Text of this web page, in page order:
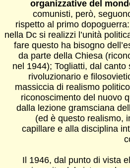
organizzative del
comunisti, però,
rispetto al primo
nella Dc si realizzi l’unità
fare questo ha bisogno
da parte della Chiesa
nel 1944); Togliatti, dal
rivoluzionario e
massiccia di realismo
riconoscimento del nuovo
dalla lezione gramsciana
(ed è questo realismo,
capillare e alla disciplina
Il 1946, dal punto di vista